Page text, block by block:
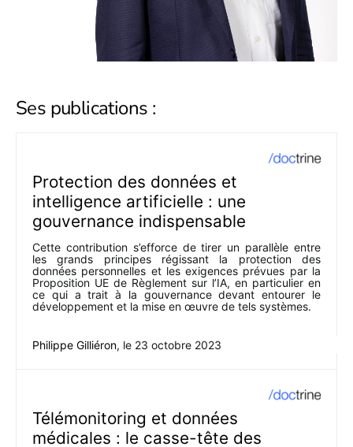
Ses publications :
Protection des données et
intelligence artificielle : une
gouvernance indispensable
Cette contribution s’efforce de tirer un parallèle entre
les grands principes régissant la protection des
données personnelles et les exigences prévues par la
Proposition UE de Règlement sur l’IA, en particulier en
ce qui a trait à la gouvernance devant entourer le
développement et la mise en œuvre de tels systèmes.
Philippe Gilliéron, le 23 octobre 2023
Télémonitoring et données
médicales : le casse-tête des